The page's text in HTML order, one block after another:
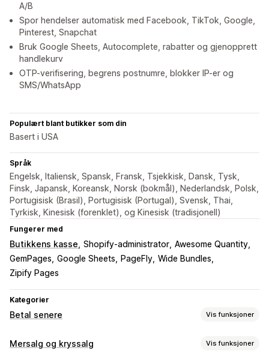
A/B
Spor hendelser automatisk med Facebook, TikTok, Google,
Pinterest, Snapchat
Bruk Google Sheets, Autocomplete, rabatter og gjenopprett
handlekurv
OTP-verifisering, begrens postnumre, blokker IP-er og
SMS/WhatsApp
Populært blant butikker som din
Basert i USA
Språk
Engelsk, Italiensk, Spansk, Fransk, Tsjekkisk, Dansk, Tysk,
Finsk, Japansk, Koreansk, Norsk (bokmål), Nederlandsk, Polsk,
Portugisisk (Brasil), Portugisisk (Portugal), Svensk, Thai,
Tyrkisk, Kinesisk (forenklet), og Kinesisk (tradisjonell)
Fungerer med
Butikkens kasse Shopify-administrator Awesome Quantity
GemPages Google Sheets PageFly Wide Bundles
Zipify Pages
Kategorier
Betal senere Vis funksjoner
COD-administrasjon
Mersalg og kryssalg Vis funksjoner